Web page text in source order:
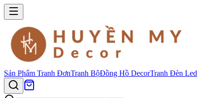
Sản Phẩm Tranh ĐơnTranh BộĐồng Hồ DecorTranh Đèn Led